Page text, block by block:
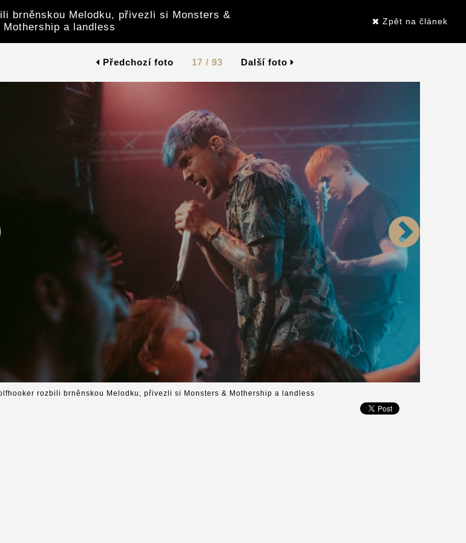
brněnskou Melodku, přivezli si Monsters &
Mothership a landless
Zpět na článek
Předchozí foto 17 / 93 Další foto
rozbili brněnskou Melodku, přivezli si Monsters & Mothership a landless